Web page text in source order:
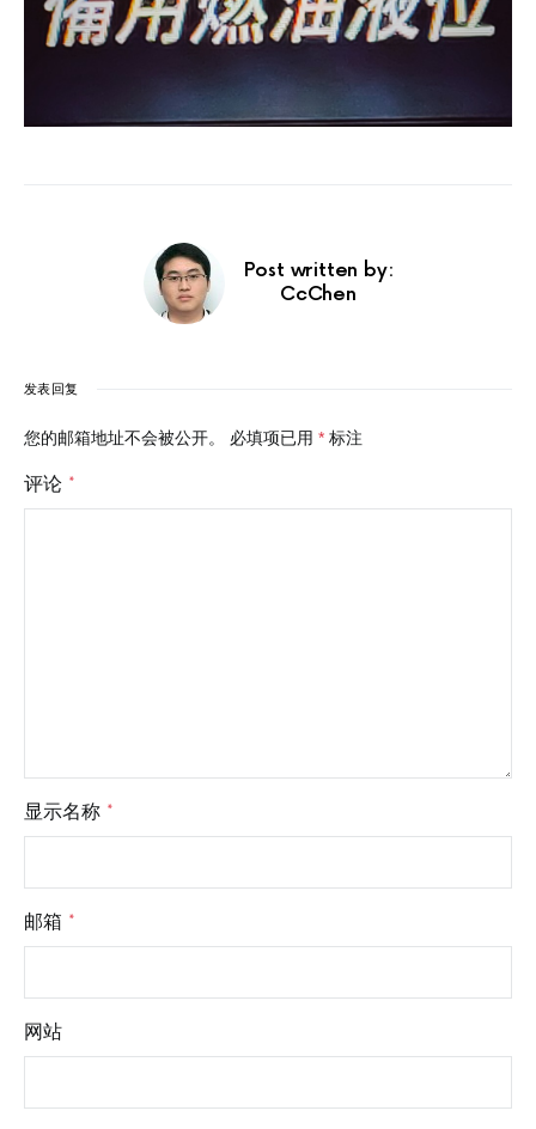
Post written by:
CcChen
发表回复
您的邮箱地址不会被公开。 必填项已用 * 标注
评论 *
显示名称 *
邮箱 *
网站